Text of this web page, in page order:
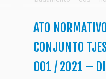
magistrados no
Varas da Justiça
Juizados
Judiciário do Estado
ATO
CONJUNTO
001 / 2021 –